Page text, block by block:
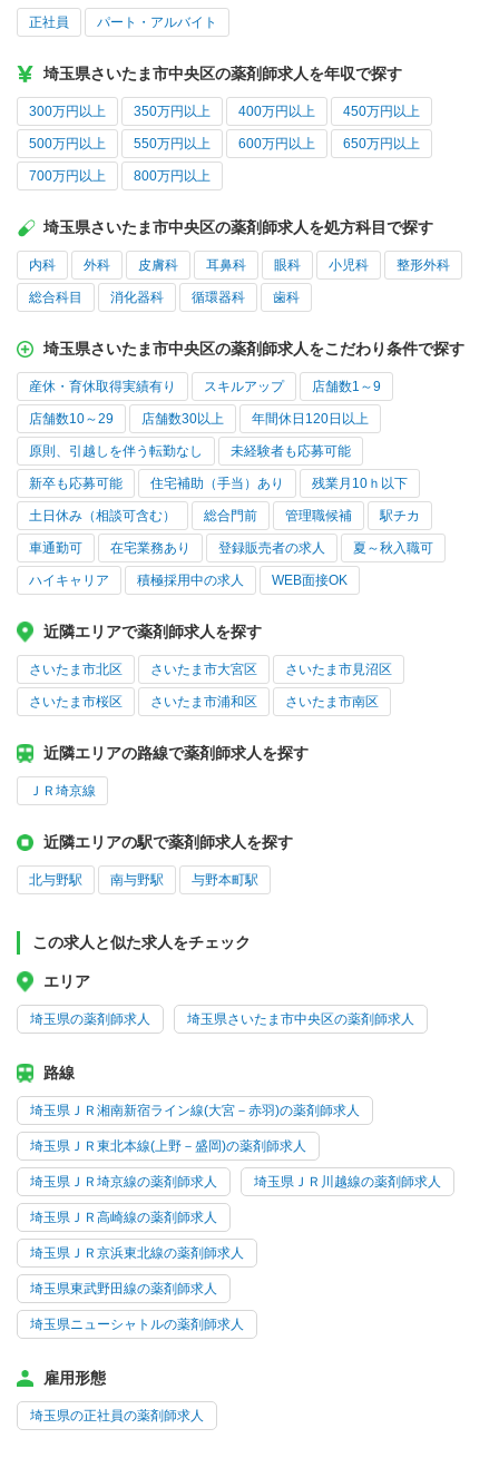
正社員 パート・アルバイト
埼玉県さいたま市中央区の薬剤師求人を年収で探す
300万円以上 350万円以上 400万円以上 450万円以上
500万円以上 550万円以上 600万円以上 650万円以上
700万円以上 800万円以上
埼玉県さいたま市中央区の薬剤師求人を処方科目で探す
内科 外科 皮膚科 耳鼻科 眼科 小児科 整形外科
総合科目 消化器科 循環器科 歯科
埼玉県さいたま市中央区の薬剤師求人をこだわり条件で探す
産休・育休取得実績有り スキルアップ 店舗数1～9
店舗数10～29 店舗数30以上 年間休日120日以上
原則、引越しを伴う転勤なし 未経験者も応募可能
新卒も応募可能 住宅補助（手当）あり 残業月10ｈ以下
土日休み（相談可含む） 総合門前 管理職候補 駅チカ
車通勤可 在宅業務あり 登録販売者の求人 夏～秋入職可
ハイキャリア 積極採用中の求人 WEB面接OK
近隣エリアで薬剤師求人を探す
さいたま市北区 さいたま市大宮区 さいたま市見沼区
さいたま市桜区 さいたま市浦和区 さいたま市南区
近隣エリアの路線で薬剤師求人を探す
ＪＲ埼京線
近隣エリアの駅で薬剤師求人を探す
北与野駅 南与野駅 与野本町駅
この求人と似た求人をチェック
エリア
埼玉県の薬剤師求人 埼玉県さいたま市中央区の薬剤師求人
路線
埼玉県ＪＲ湘南新宿ライン線(大宮－赤羽)の薬剤師求人
埼玉県ＪＲ東北本線(上野－盛岡)の薬剤師求人
埼玉県ＪＲ埼京線の薬剤師求人 埼玉県ＪＲ川越線の薬剤師求人
埼玉県ＪＲ高崎線の薬剤師求人
埼玉県ＪＲ京浜東北線の薬剤師求人
埼玉県東武野田線の薬剤師求人
埼玉県ニューシャトルの薬剤師求人
雇用形態
埼玉県の正社員の薬剤師求人